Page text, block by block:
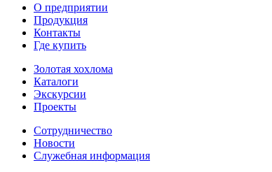
О предприятии
Продукция
Контакты
Где купить
Золотая хохлома
Каталоги
Экскурсии
Проекты
Сотрудничество
Новости
Служебная информация